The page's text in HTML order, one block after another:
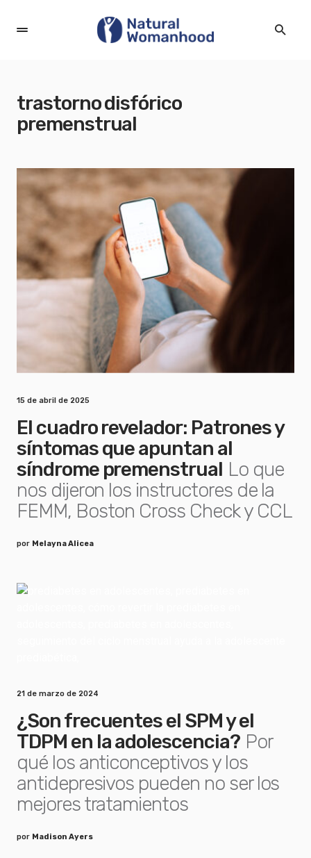
trastorno disfórico
premenstrual
15 de abril de 2025
El cuadro revelador: Patrones y
síntomas que apuntan al
síndrome premenstrual Lo que
nos dijeron los instructores de la
FEMM, Boston Cross Check y CCL
por Melayna Alicea
21 de marzo de 2024
¿Son frecuentes el SPM y el
TDPM en la adolescencia? Por
qué los anticonceptivos y los
antidepresivos pueden no ser los
mejores tratamientos
por Madison Ayers